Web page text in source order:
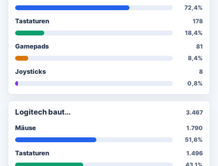
72,4%
Tastaturen
178
18,4%
Gamepads
81
8,4%
Joysticks
8
0,8%
Logitech baut... 3.467
Mäuse
1.790
51,6%
Tastaturen
1.496